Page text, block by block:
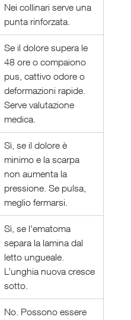
Nei collinari serve una
punta rinforzata.
Se il dolore supera le
48 ore o compaiono
pus, cattivo odore o
deformazioni rapide.
Serve valutazione
medica.
Sì, se il dolore è
minimo e la scarpa
non aumenta la
pressione. Se pulsa,
meglio fermarsi.
Sì, se l’ematoma
separa la lamina dal
letto ungueale.
L’unghia nuova cresce
sotto.
No. Possono essere